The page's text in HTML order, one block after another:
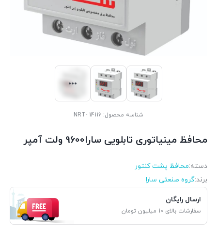
شناسه محصول: 14116 -NRT
محافظ مینیاتوری تابلویی سارا9600 ولت آمپر
دسته:محافظ پشت کنتور
برند:گروه صنعتی سارا
ارسال رایگان
سفارشات بالای 10 میلیون تومان